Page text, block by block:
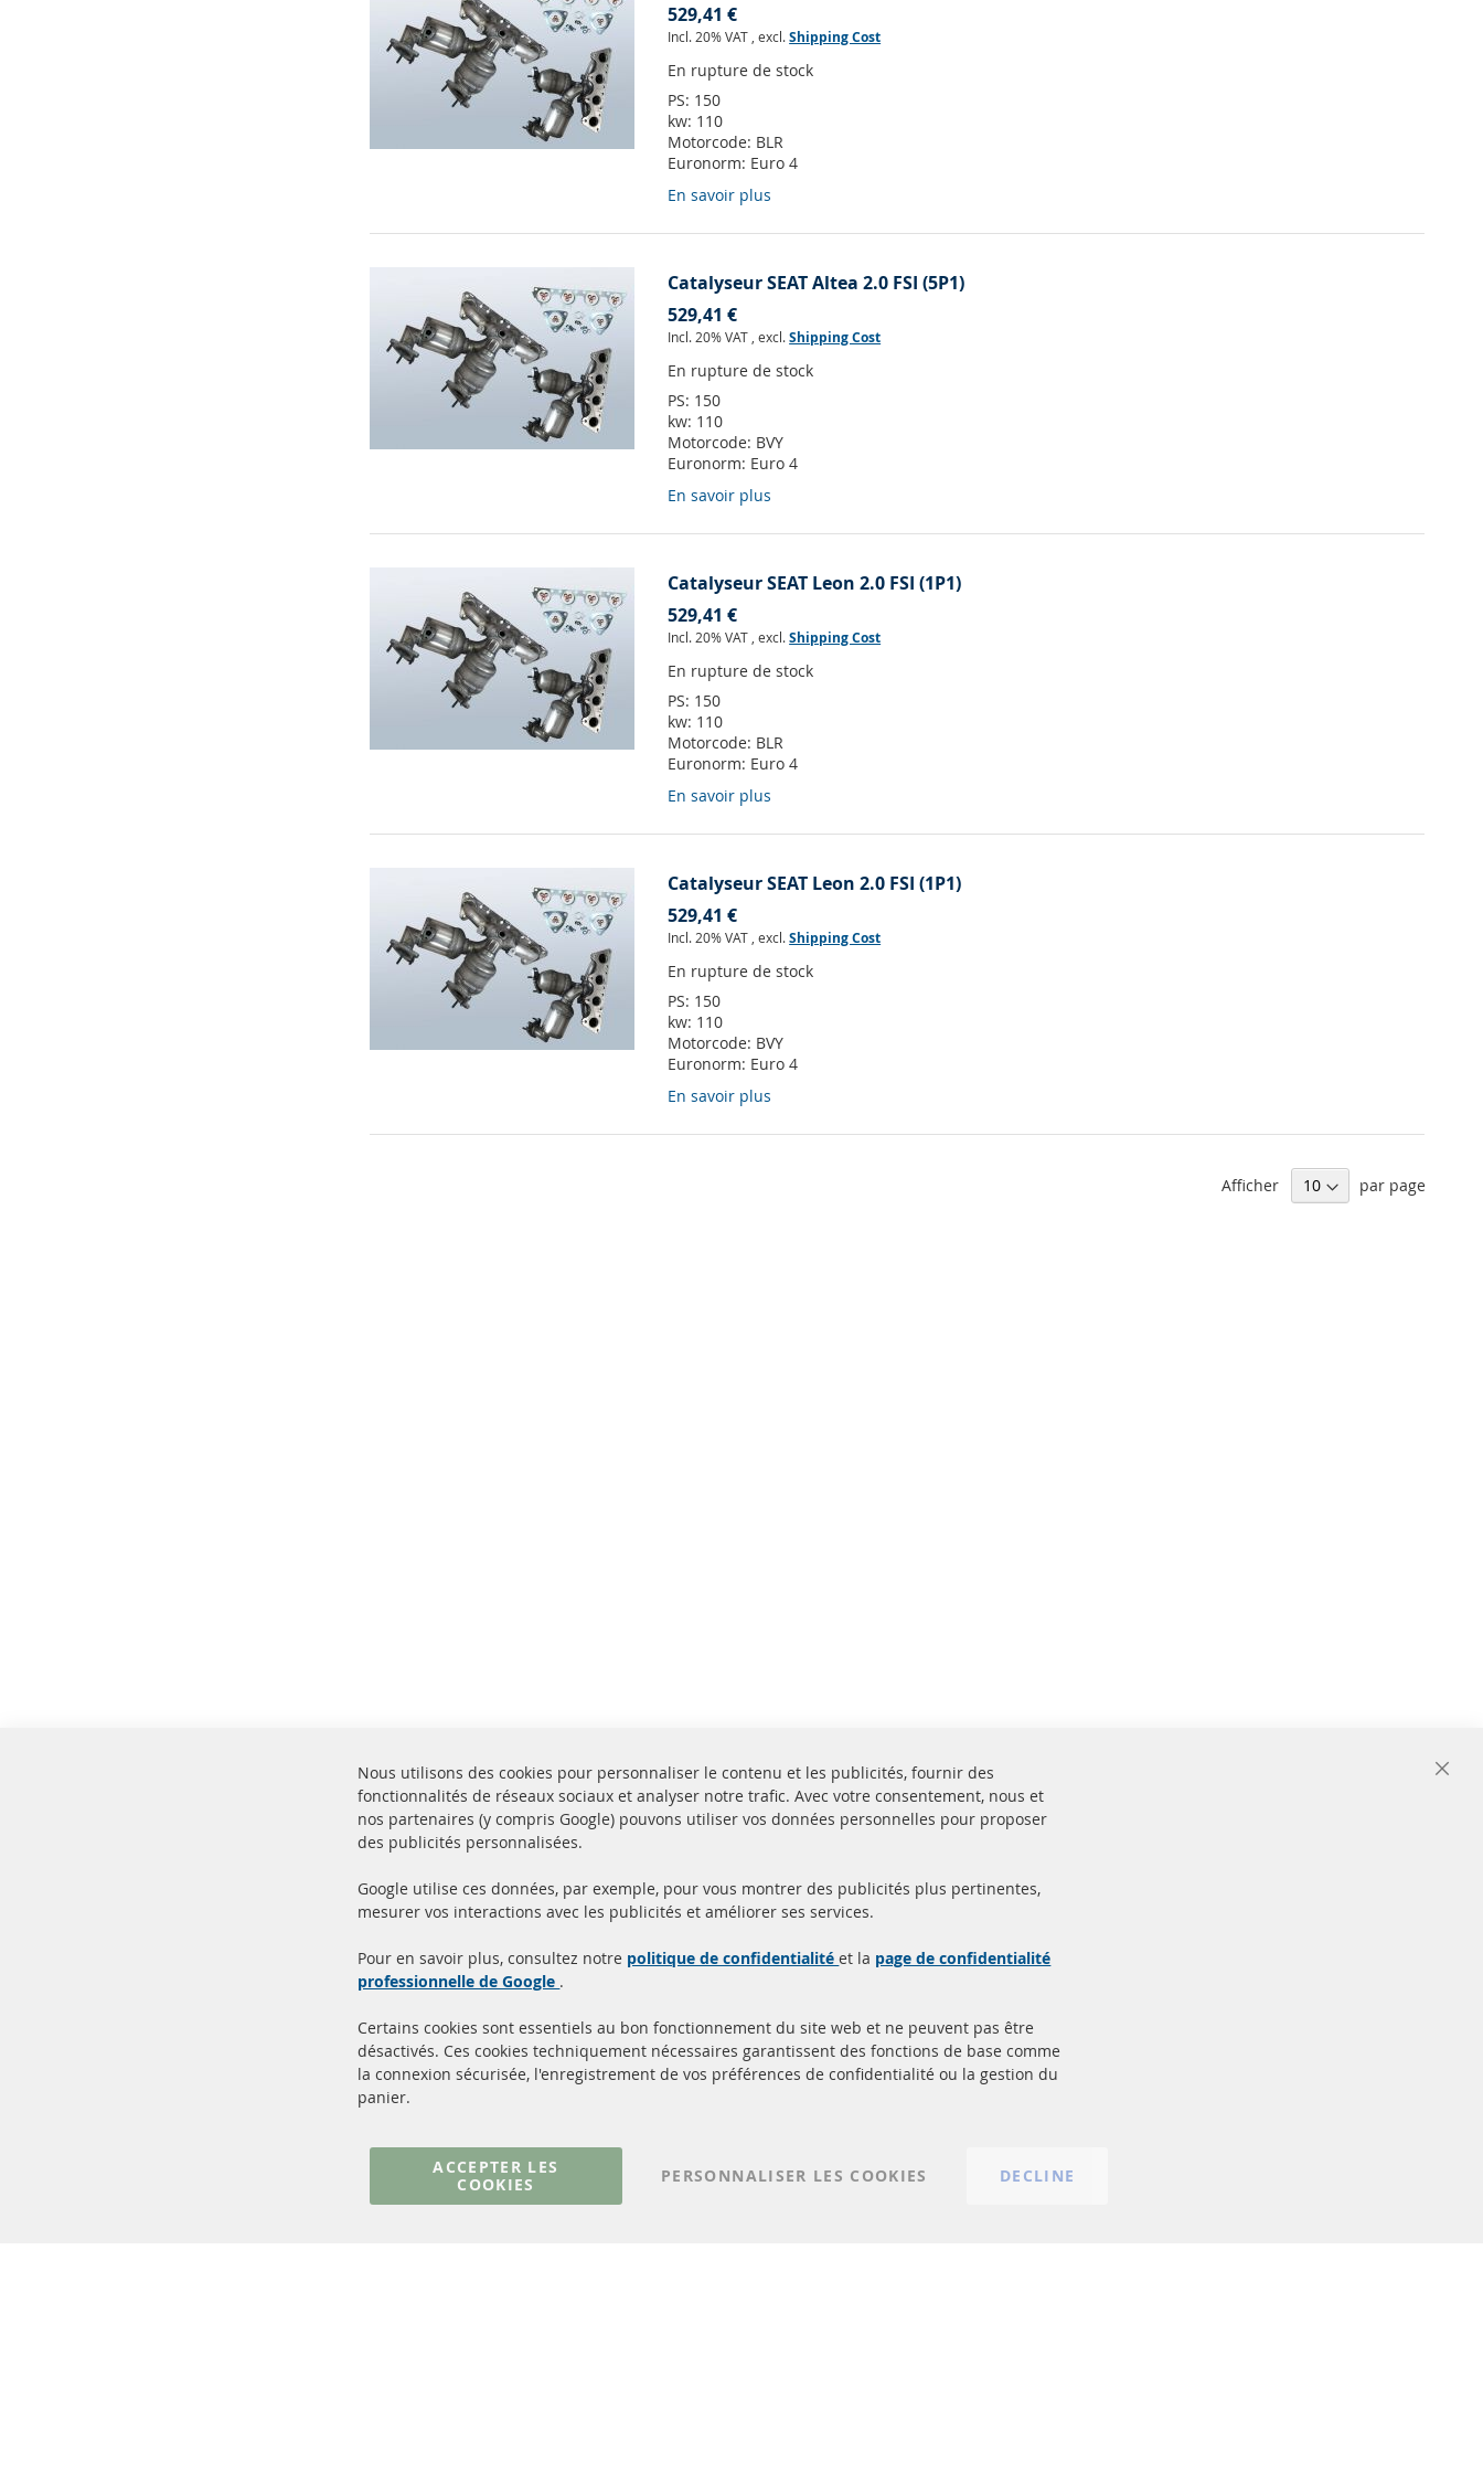
529,41 €
Incl. 20% VAT ,excl.Shipping Cost
En rupture de stock
PS: 150
kw: 110
Motorcode: BLR
Euronorm: Euro 4
En savoir plus
Catalyseur SEAT Altea 2.0 FSI (5P1)
529,41 €
Incl. 20% VAT ,excl.Shipping Cost
En rupture de stock
PS: 150
kw: 110
Motorcode: BVY
Euronorm: Euro 4
En savoir plus
Catalyseur SEAT Leon 2.0 FSI (1P1)
529,41 €
Incl. 20% VAT ,excl.Shipping Cost
En rupture de stock
PS: 150
kw: 110
Motorcode: BLR
Euronorm: Euro 4
En savoir plus
Catalyseur SEAT Leon 2.0 FSI (1P1)
529,41 €
Incl. 20% VAT ,excl.Shipping Cost
En rupture de stock
PS: 150
kw: 110
Motorcode: BVY
Euronorm: Euro 4
En savoir plus
Afficher par page
Livraison en 24 heures
Produits en stock
Toutes les pièces sont certifiées
homologuées avec la marque
d'homologation e
Quick Links
Filtres à particules diesel (FPD)
Matériel de montage
Service Clients
à propos de nous
Résilier le contrat
Close
Nous utilisons des cookies pour personnaliser le contenu et les publicités, fournir des
fonctionnalités de réseaux sociaux et analyser notre trafic. Avec votre consentement, nous et
nos partenaires (y compris Google) pouvons utiliser vos données personnelles pour proposer
des publicités personnalisées.
Google utilise ces données, par exemple, pour vous montrer des publicités plus pertinentes,
mesurer vos interactions avec les publicités et améliorer ses services.
Pour en savoir plus, consultez notre politique de confidentialitéet la page de confidentialité
professionnelle de Google .
Certains cookies sont essentiels au bon fonctionnement du site web et ne peuvent pas être
désactivés. Ces cookies techniquement nécessaires garantissent des fonctions de base comme
la connexion sécurisée, l'enregistrement de vos préférences de confidentialité ou la gestion du
panier.
ACCEPTER LES
COOKIES
PERSONNALISER LES COOKIES DECLINE